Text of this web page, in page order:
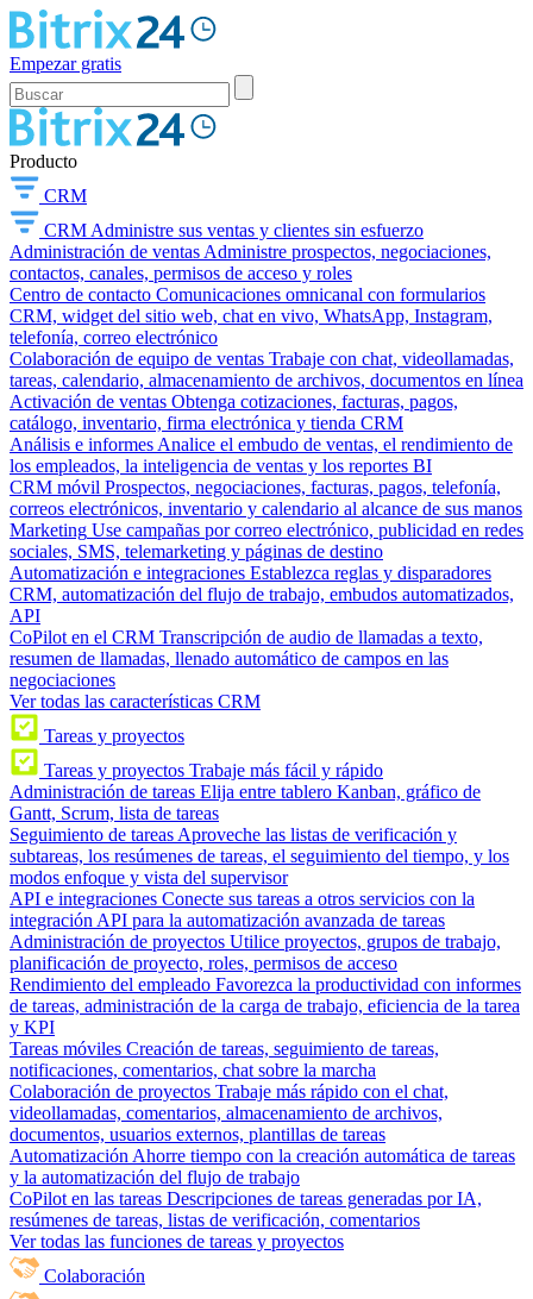
Empezar gratis
Producto
CRM
CRM Administre sus ventas y clientes sin esfuerzo
Administración de ventas Administre prospectos, negociaciones,
contactos, canales, permisos de acceso y roles
Centro de contacto Comunicaciones omnicanal con formularios
CRM, widget del sitio web, chat en vivo, WhatsApp, Instagram,
telefonía, correo electrónico
Colaboración de equipo de ventas Trabaje con chat, videollamadas,
tareas, calendario, almacenamiento de archivos, documentos en línea
Activación de ventas Obtenga cotizaciones, facturas, pagos,
catálogo, inventario, firma electrónica y tienda CRM
Análisis e informes Analice el embudo de ventas, el rendimiento de
los empleados, la inteligencia de ventas y los reportes BI
CRM móvil Prospectos, negociaciones, facturas, pagos, telefonía,
correos electrónicos, inventario y calendario al alcance de sus manos
Marketing Use campañas por correo electrónico, publicidad en redes
sociales, SMS, telemarketing y páginas de destino
Automatización e integraciones Establezca reglas y disparadores
CRM, automatización del flujo de trabajo, embudos automatizados,
API
CoPilot en el CRM Transcripción de audio de llamadas a texto,
resumen de llamadas, llenado automático de campos en las
negociaciones
Ver todas las características CRM
Tareas y proyectos
Tareas y proyectos Trabaje más fácil y rápido
Administración de tareas Elija entre tablero Kanban, gráfico de
Gantt, Scrum, lista de tareas
Seguimiento de tareas Aproveche las listas de verificación y
subtareas, los resúmenes de tareas, el seguimiento del tiempo, y los
modos enfoque y vista del supervisor
API e integraciones Conecte sus tareas a otros servicios con la
integración API para la automatización avanzada de tareas
Administración de proyectos Utilice proyectos, grupos de trabajo,
planificación de proyecto, roles, permisos de acceso
Rendimiento del empleado Favorezca la productividad con informes
de tareas, administración de la carga de trabajo, eficiencia de la tarea
y KPI
Tareas móviles Creación de tareas, seguimiento de tareas,
notificaciones, comentarios, chat sobre la marcha
Colaboración de proyectos Trabaje más rápido con el chat,
videollamadas, comentarios, almacenamiento de archivos,
documentos, usuarios externos, plantillas de tareas
Automatización Ahorre tiempo con la creación automática de tareas
y la automatización del flujo de trabajo
CoPilot en las tareas Descripciones de tareas generadas por IA,
resúmenes de tareas, listas de verificación, comentarios
Ver todas las funciones de tareas y proyectos
Colaboración